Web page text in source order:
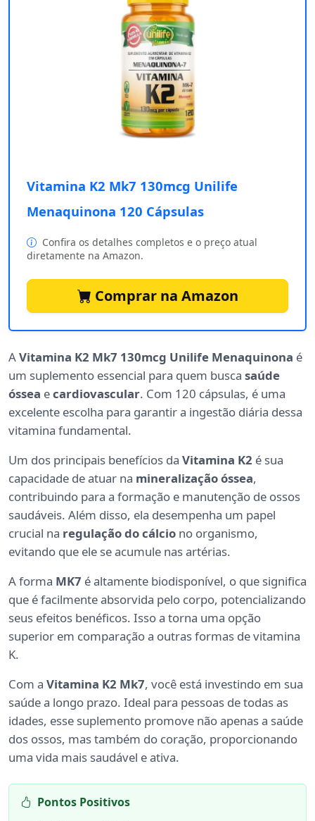
Vitamina K2 Mk7 130mcg Unilife
Menaquinona 120 Cápsulas
Confira os detalhes completos e o preço atual
diretamente na Amazon.
Comprar na Amazon
AVitamina K2 Mk7 130mcg Unilife Menaquinona é
um suplemento essencial para quem busca saúde
óssea ecardiovascular. Com 120 cápsulas, é uma
excelente escolha para garantir a ingestão diária dessa
vitamina fundamental.
Um dos principais benefícios da Vitamina K2 é sua
capacidade de atuar na mineralização óssea,
contribuindo para a formação e manutenção de ossos
saudáveis. Além disso, ela desempenha um papel
crucial na regulação do cálcio no organismo,
evitando que ele se acumule nas artérias.
A forma MK7 é altamente biodisponível, o que significa
que é facilmente absorvida pelo corpo, potencializando
seus efeitos benéficos. Isso a torna uma opção
superior em comparação a outras formas de vitamina
K.
Com a Vitamina K2 Mk7, você está investindo em sua
saúde a longo prazo. Ideal para pessoas de todas as
idades, esse suplemento promove não apenas a saúde
dos ossos, mas também do coração, proporcionando
uma vida mais saudável e ativa.
Pontos Positivos